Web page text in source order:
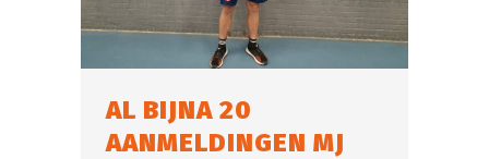
AL BIJNA 20
AANMELDINGEN MJ